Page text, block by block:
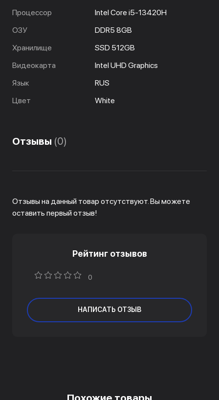
Процессор
Intel Core i5-13420H
ОЗУ
DDR5 8GB
Хранилище
SSD 512GB
Видеокарта
Intel UHD Graphics
Язык
RUS
Цвет
White
Отзывы (0)
Отзывы на данный товар отсутствуют. Вы можете
оставить первый отзыв!
Рейтинг отзывов
0
НАПИСАТЬ ОТЗЫВ